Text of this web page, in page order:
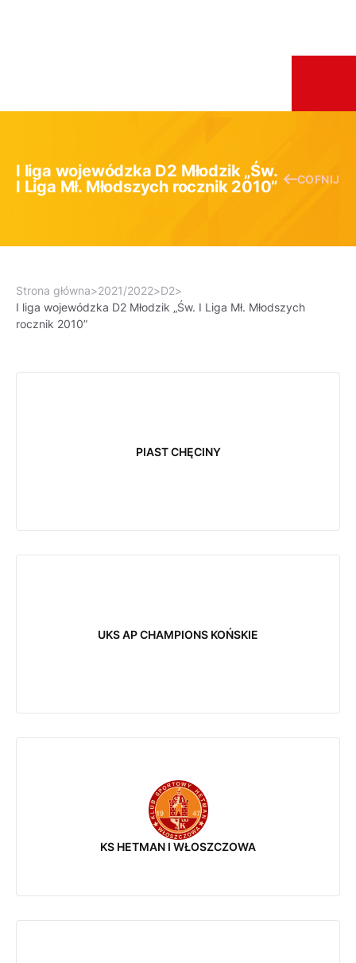
I liga wojewódzka D2 Młodzik „Św.
I Liga Mł. Młodszych rocznik 2010”
COFNIJ
Strona główna>2021/2022>D2>
I liga wojewódzka D2 Młodzik „Św. I Liga Mł. Młodszych
rocznik 2010”
PIAST CHĘCINY
UKS AP CHAMPIONS KOŃSKIE
KS HETMAN I WŁOSZCZOWA